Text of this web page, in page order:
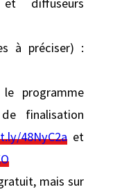
à préciser) :
programme
finalisation
48NyC2aet
mais sur